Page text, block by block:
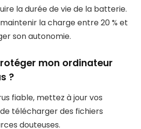
la durée de vie de la batterie.
la charge entre 20 % et
son autonomie.
mon ordinateur
?
fiable, mettez à jour vos
télécharger des fichiers
douteuses.